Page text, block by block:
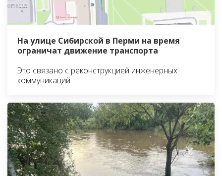
На улице Сибирской в Перми на время
ограничат движение транспорта
Это связано с реконструкцией инженерных
коммуникаций